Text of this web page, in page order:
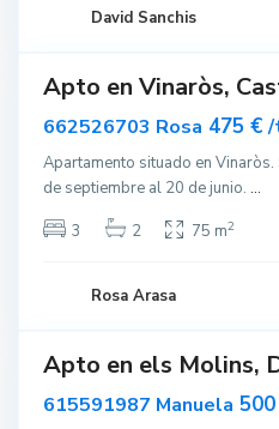
David Sanchis
Apto en Vinaròs,
662526703 Rosa 475 €/
Apartamento situado en
de septiembre al 20 de junio. ...
3
2 75 m2
Rosa Arasa
D
é
Apto en els Molins,
615591987 Manuela
o
r